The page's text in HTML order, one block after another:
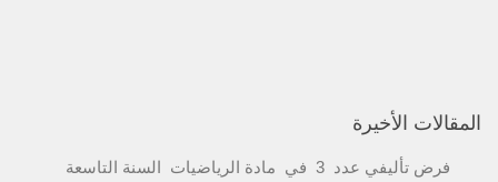
المقالات الأخيرة
فرض تأليفي عدد 3 في مادة الرياضيات السنة التاسعة